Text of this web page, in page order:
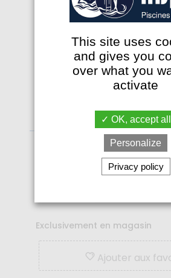
Exclusivement en magasin
Ajouter aux
This site uses
and gives you
over what you
activate
OK, accept all
Personalize
Privacy policy